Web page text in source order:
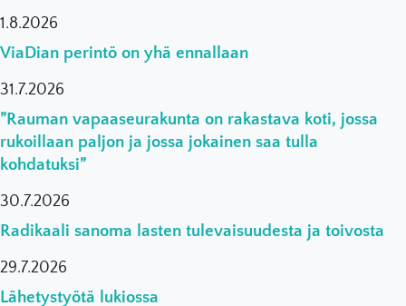
1.8.2026
ViaDian perintö on yhä ennallaan
31.7.2026
”Rauman vapaaseurakunta on rakastava koti, jossa
rukoillaan paljon ja jossa jokainen saa tulla
kohdatuksi”
30.7.2026
Radikaali sanoma lasten tulevaisuudesta ja toivosta
29.7.2026
Lähetystyötä lukiossa